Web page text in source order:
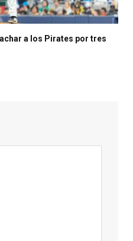
a los Pirates por tres